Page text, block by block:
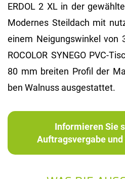
ERDOL 2 XL in der
Mo­der­nes Steil­dach mit
einem Nei­gungs­win­kel von
RO­CO­LOR SYN­EGO PVC-
80 mm brei­ten Pro­fil der
ben Wal­nuss aus­ge­stat­tet.
Informieren Sie
Auftragsvergabe und